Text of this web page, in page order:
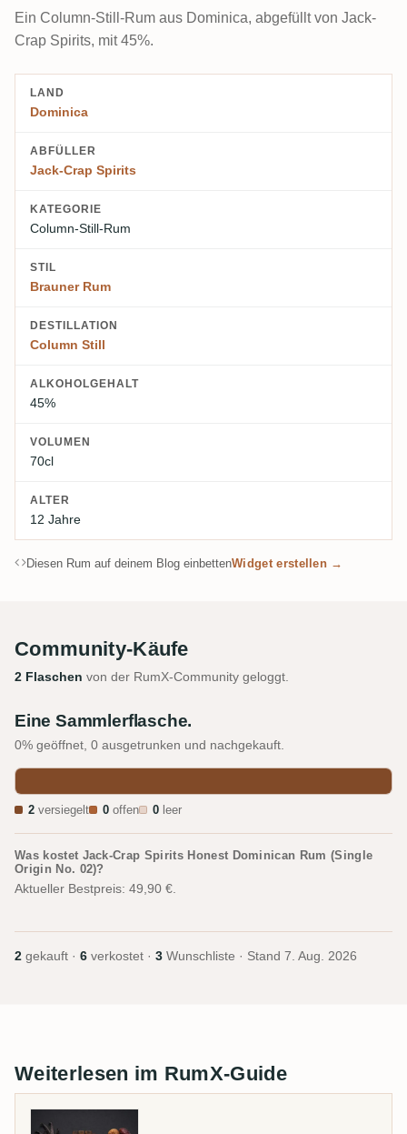
Ein Column-Still-Rum aus Dominica, abgefüllt von Jack-
Crap Spirits, mit 45%.
LAND
Dominica
ABFÜLLER
Jack-Crap Spirits
KATEGORIE
Column-Still-Rum
STIL
Brauner Rum
DESTILLATION
Column Still
ALKOHOLGEHALT
45%
VOLUMEN
70cl
ALTER
12 Jahre
Diesen Rum auf deinem Blog einbettenWidget erstellen →
Community-Käufe
2 Flaschen von der RumX-Community geloggt.
Eine Sammlerflasche.
0% geöffnet, 0 ausgetrunken und nachgekauft.
2 versiegelt 0 offen 0 leer
Was kostet Jack-Crap Spirits Honest Dominican Rum (Single
Origin No. 02)?
Aktueller Bestpreis: 49,90 €.
2 gekauft · 6 verkostet · 3 Wunschliste · Stand 7. Aug. 2026
Weiterlesen im RumX-Guide